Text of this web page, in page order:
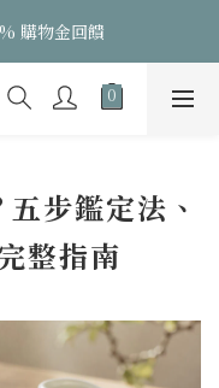
購物金回饋
購物金回饋
:
5
4
2
9
8
5
4
3
2
0
秒
步鑑定法、
整指南